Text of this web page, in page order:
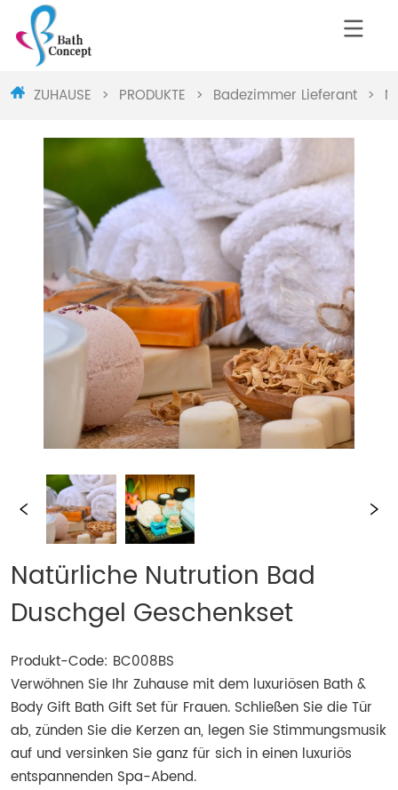
ZUHAUSE > PRODUKTE > Badezimmer Lieferant >
Natürliche Nutrution Bad
Duschgel Geschenkset
Produkt-Code: BC008BS
Verwöhnen Sie Ihr Zuhause mit dem luxuriösen Bath &
Body Gift Bath Gift Set für Frauen. Schließen Sie die Tür
ab, zünden Sie die Kerzen an, legen Sie Stimmungsmusik
auf und versinken Sie ganz für sich in einen luxuriös
entspannenden Spa-Abend.